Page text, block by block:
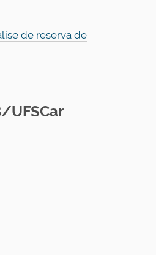
de reserva de
UFSCar